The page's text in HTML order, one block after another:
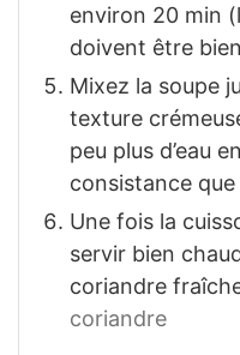
environ 20 min
doivent être
Mixez la soupe
texture
peu plus d’eau
consistance
Une fois la
servir bien
coriandre
coriandre